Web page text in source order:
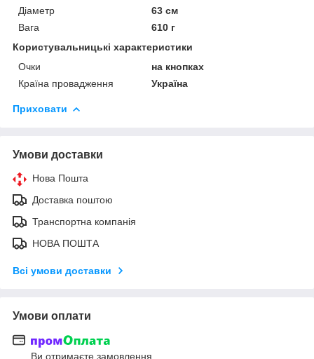
Діаметр
63 см
Вага
610 г
Користувальницькі характеристики
Очки
на кнопках
Країна провадження
Україна
Приховати
Умови доставки
Нова Пошта
Доставка поштою
Транспортна компанія
НОВА ПОШТА
Всі умови доставки
Умови оплати
Ви отримаєте замовлення